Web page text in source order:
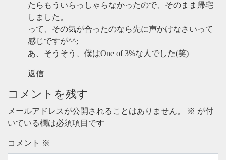
たらもういらっしゃらなかったので、そのまま帰宅
しました。
って、その気が合ったのなら先に声かけなさいって
感じですが^^;
あ、そうそう、僕はOne of 3%な人でした(笑)
返信
コメントを残す
メールアドレスが公開されることはありません。 ※ が付
いている欄は必須項目です
コメント ※